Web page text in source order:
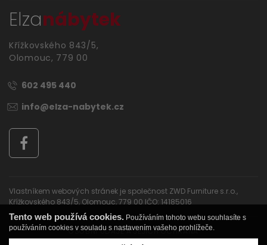
Elzanábytek
Křížkovského 843/5,
Olomouc, 779 00
602 495 440
info@elza-nabytek.cz
Vlastníkem webových stránek je společnost ZWD Furniture s.r.o.,
Křížkovského 843/5, Olomouc, 779 00 IČO: 14185016
OSOBNÍ ÚDAJE A JEJICH OCHRANA
Tento web používá cookies. Používáním tohoto webu souhlasíte s
používáním cookies v souladu s nastavením vašeho prohlížeče.